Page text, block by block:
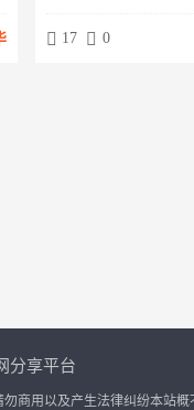
7.2第一步上传文件程序
17 0
分享平台
商用以及产生法律纠纷本站